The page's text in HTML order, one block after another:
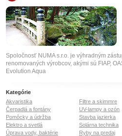
Spoločnosť NUMA s.r.o. je výhradným
renomovaných výrobcov, akými sú FIAP,
Evolution Aqua
Kategórie
Akvaristika
Filtre a skimmre
Čerpadlá a fontány
UV-lampy a ozón
Pomôcky a údržba
Stavba jazierka
Elektro a svetlá
Solárna technika
Úprava vody, baktérie
Ryby na predaj